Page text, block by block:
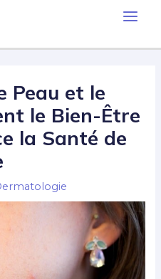
Peau et le
le Bien-Être
la Santé de